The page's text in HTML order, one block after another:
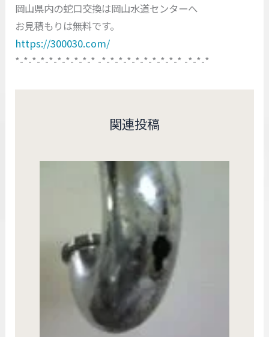
岡山県内の蛇口交換は岡山水道センターへ
お見積もりは無料です。
https://300030.com/
*-*-*-*-*-*-*-*-*-* -*-*-*-*-*-*-*-*-*-* -*-*-*
関連投稿